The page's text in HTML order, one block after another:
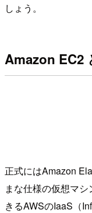
しょう。
Amazon EC2
正式にはAmazon
まな仕様の仮想マ
きるAWSのIaaS（